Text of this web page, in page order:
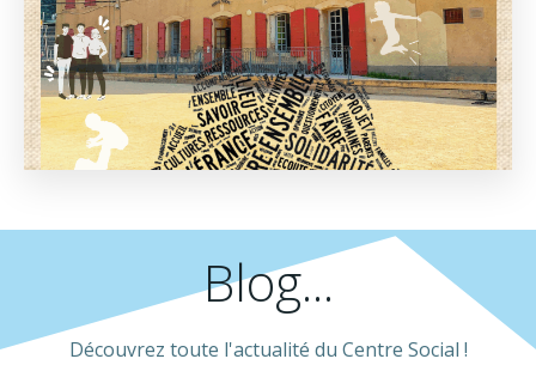
Blog...
Découvrez toute l'actualité du Centre Social !